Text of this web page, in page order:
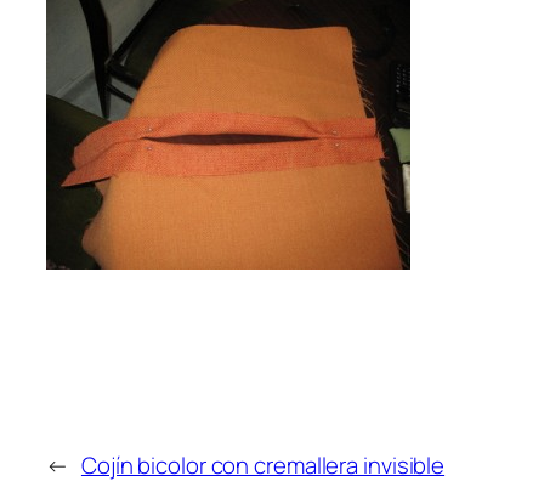
← Cojín bicolor con cremallera invisible